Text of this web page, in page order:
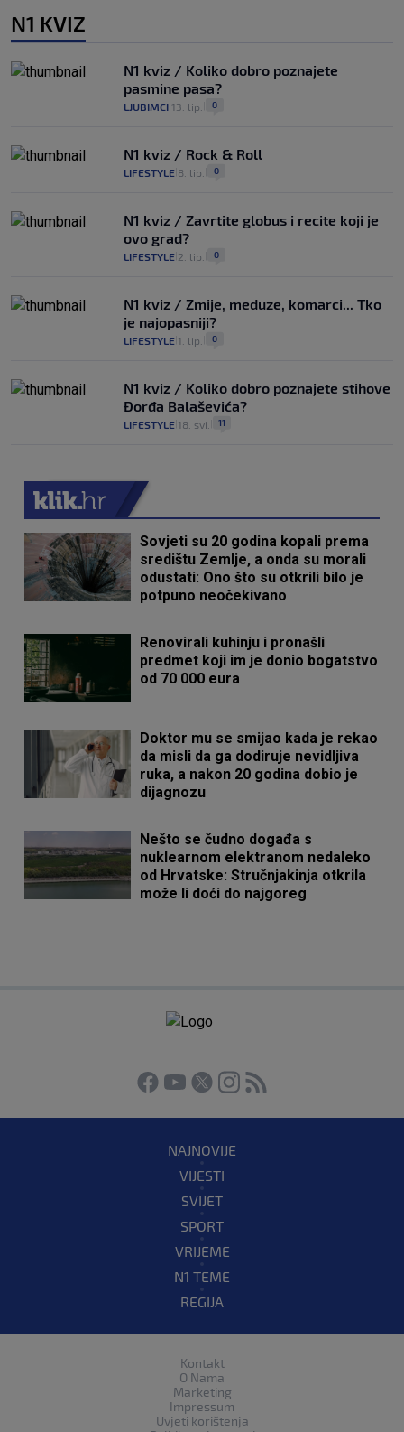
N1 KVIZ
N1 kviz / Koliko dobro poznajete
pasmine pasa?
LJUBIMCI 13. lip. 0
N1 kviz / Rock & Roll
LIFESTYLE 8. lip. 0
N1 kviz / Zavrtite globus i recite koji je
ovo grad?
LIFESTYLE 2. lip. 0
N1 kviz / Zmije, meduze, komarci... Tko
je najopasniji?
LIFESTYLE 1. lip. 0
N1 kviz / Koliko dobro poznajete stihove
Đorđa Balaševića?
LIFESTYLE 18. svi. 11
Sovjeti su 20 godina kopali prema
središtu Zemlje, a onda su morali
odustati: Ono što su otkrili bilo je
potpuno neočekivano
Renovirali kuhinju i pronašli
predmet koji im je donio bogatstvo
od 70 000 eura
Doktor mu se smijao kada je rekao
da misli da ga dodiruje nevidljiva
ruka, a nakon 20 godina dobio je
dijagnozu
Nešto se čudno događa s
nuklearnom elektranom nedaleko
od Hrvatske: Stručnjakinja otkrila
može li doći do najgoreg
NAJNOVIJE
VIJESTI
SVIJET
SPORT
VRIJEME
N1 TEME
REGIJA
Kontakt
O Nama
Marketing
Impressum
Uvjeti korištenja